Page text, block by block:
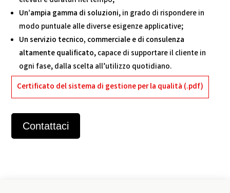
Un’ampia gamma di soluzioni, in grado di rispondere in
modo puntuale alle diverse esigenze applicative;
Un servizio tecnico, commerciale e di consulenza
altamente qualificato, capace di supportare il cliente in
ogni fase, dalla scelta all’utilizzo quotidiano.
Certificato del sistema di gestione per la qualità (.pdf)
Contattaci